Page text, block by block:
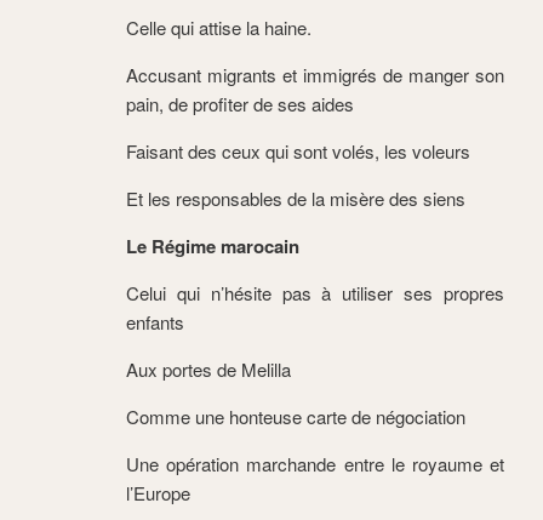
Celle qui attise la haine.
Accusant migrants et immigrés de manger son
pain, de profiter de ses aides
Faisant des ceux qui sont volés, les voleurs
Et les responsables de la misère des siens
Le Régime marocain
Celui qui n’hésite pas à utiliser ses propres
enfants
Aux portes de Melilla
Comme une honteuse carte de négociation
Une opération marchande entre le royaume et
l’Europe